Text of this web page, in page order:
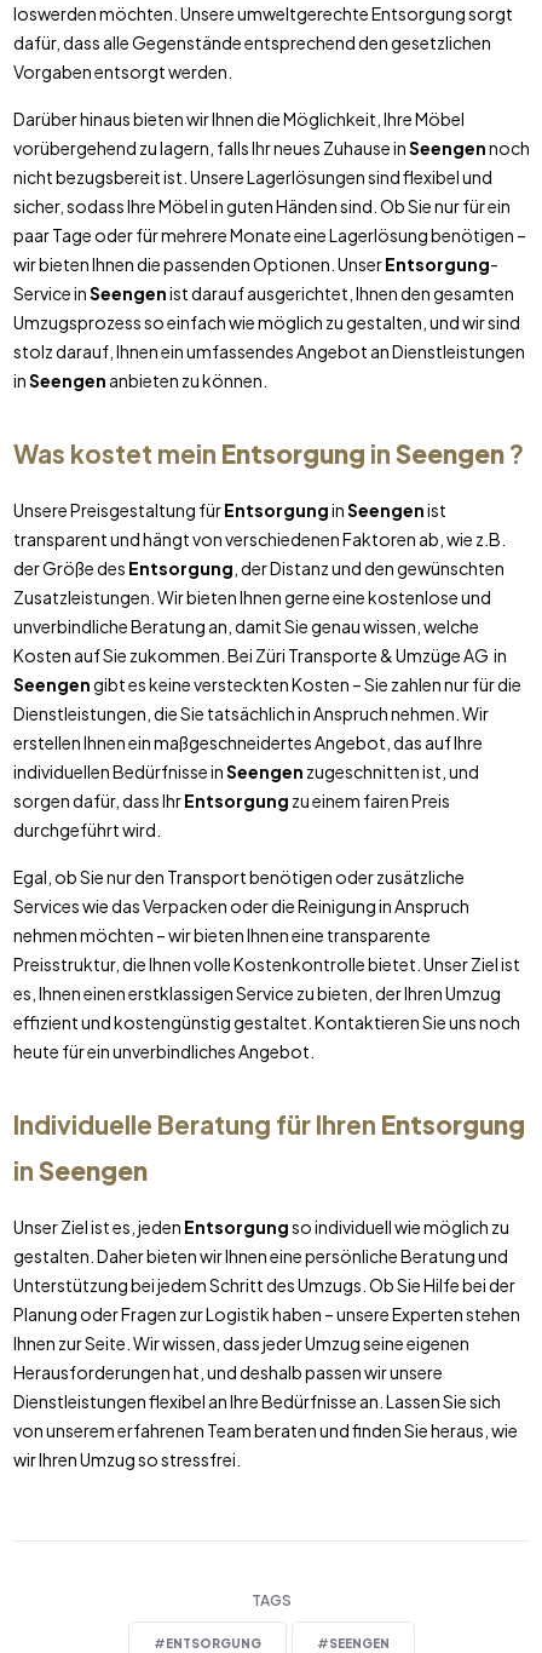
loswerden möchten. Unsere umweltgerechte Entsorgung sorgt
dafür, dass alle Gegenstände entsprechend den gesetzlichen
Vorgaben entsorgt werden.
Darüber hinaus bieten wir Ihnen die Möglichkeit, Ihre Möbel
vorübergehend zu lagern, falls Ihr neues Zuhause inSeengennoch
nicht bezugsbereit ist. Unsere Lagerlösungen sind flexibel und
sicher, sodass Ihre Möbel in guten Händen sind. Ob Sie nur für ein
paar Tage oder für mehrere Monate eine Lagerlösung benötigen –
wir bieten Ihnen die passenden Optionen. UnserEntsorgung-
Service inSeengenist darauf ausgerichtet, Ihnen den gesamten
Umzugsprozess so einfach wie möglich zu gestalten, und wir sind
stolz darauf, Ihnen ein umfassendes Angebot an Dienstleistungen
inSeengen anbieten zu können.
Was kostet mein Entsorgung inSeengen?
Unsere Preisgestaltung fürEntsorgunginSeengenist
transparent und hängt von verschiedenen Faktoren ab, wie z.B.
der Größe des Entsorgung , der Distanz und den gewünschten
Zusatzleistungen. Wir bieten Ihnen gerne eine kostenlose und
unverbindliche Beratung an, damit Sie genau wissen, welche
Kosten auf Sie zukommen. Bei Züri Transporte & Umzüge AG in
Seengengibt es keine versteckten Kosten – Sie zahlen nur für die
Dienstleistungen, die Sie tatsächlich in Anspruch nehmen. Wir
erstellen Ihnen ein maßgeschneidertes Angebot, das auf Ihre
individuellen Bedürfnisse inSeengen zugeschnitten ist, und
sorgen dafür, dass IhrEntsorgung zu einem fairen Preis
durchgeführt wird.
Egal, ob Sie nur den Transport benötigen oder zusätzliche
Services wie das Verpacken oder die Reinigung in Anspruch
nehmen möchten – wir bieten Ihnen eine transparente
Preisstruktur, die Ihnen volle Kostenkontrolle bietet. Unser Ziel ist
es, Ihnen einen erstklassigen Service zu bieten, der Ihren Umzug
effizient und kostengünstig gestaltet. Kontaktieren Sie uns noch
heute für ein unverbindliches Angebot.
Individuelle Beratung für Ihren Entsorgung
inSeengen
Unser Ziel ist es, jeden Entsorgungso individuell wie möglich zu
gestalten. Daher bieten wir Ihnen eine persönliche Beratung und
Unterstützung bei jedem Schritt des Umzugs. Ob Sie Hilfe bei der
Planung oder Fragen zur Logistik haben – unsere Experten stehen
Ihnen zur Seite. Wir wissen, dass jeder Umzug seine eigenen
Herausforderungen hat, und deshalb passen wir unsere
Dienstleistungen flexibel an Ihre Bedürfnisse an. Lassen Sie sich
von unserem erfahrenen Team beraten und finden Sie heraus, wie
wir Ihren Umzug so stressfrei.
TAGS
#ENTSORGUNG #SEENGEN